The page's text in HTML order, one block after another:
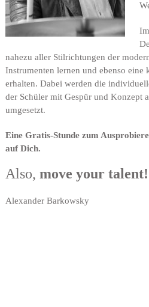
Im
nahezu aller Stilrichtungen der
Instrumenten lernen und ebenso eine
erhalten. Dabei werden die
der Schüler mit Gespür und Konzept
umgesetzt.
Eine Gratis-Stunde zum
auf Dich.
Also, move your talent!
Alexander Barkowsky